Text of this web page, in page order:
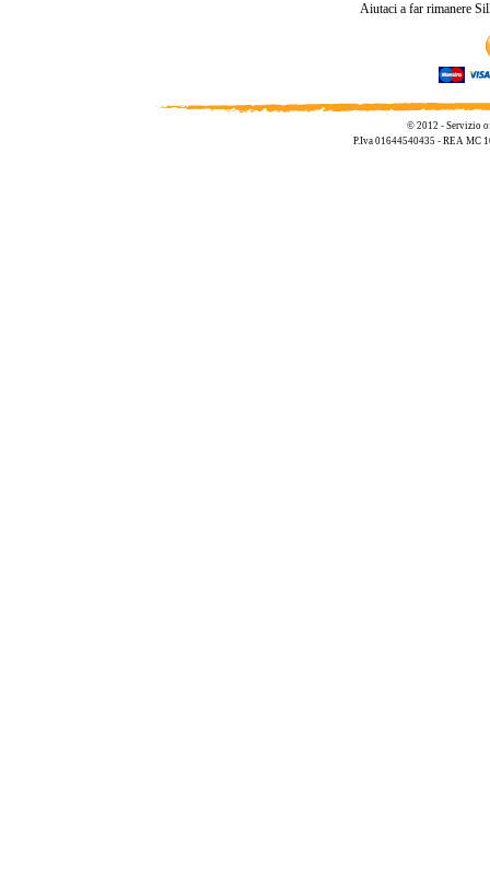
Aiutaci a far rimanere
© 2012 - Servizio
P.Iva 01644540435 - REA MC